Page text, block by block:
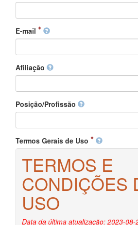
E-mail
Afiliação
Posição/Profissão
Termos Gerais de Uso
TERMOS E
CONDIÇÕES
USO
Data da última atualização: 2023-08-